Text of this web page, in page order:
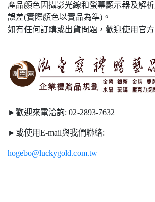
產品顏色因攝影光線和螢幕顯示器及解
誤差(實際顏色以實品為準)。
如有任何訂購或出貨問題，歡迎使用官
►歡迎來電洽詢: 02-2893-7632
►或使用E-mail與我們聯絡:
hogebo@luckygold.com.tw